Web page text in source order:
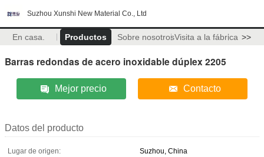
Suzhou Xunshi New Material Co., Ltd
En casa. Productos Sobre nosotrosVisita a la fábrica >>
Barras redondas de acero inoxidable dúplex 2205
Mejor precio Contacto
Datos del producto
Lugar de origen:
Suzhou, China